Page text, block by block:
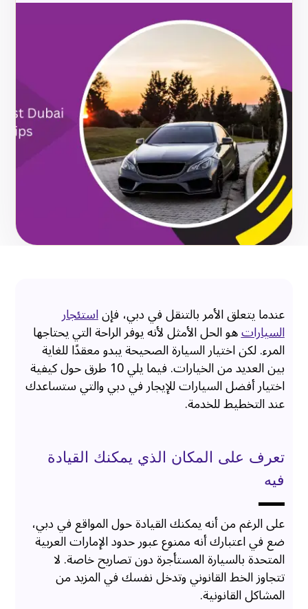
عندما يتعلق الأمر بالتنقل في دبي، فإناستئجار
السياراتهو الحل الأمثل لأنه يوفر الراحة التي يحتاجها
المرء. لكن اختيار السيارة الصحيحة يبدو معقدًا للغاية
بين العديد من الخيارات. فيما يلي 10 طرق حول كيفية
اختيار أفضل السيارات للإيجار في دبي والتي ستساعدك
عند التخطيط للخدمة.
تعرف على المكان الذي يمكنك القيادة
فيه
على الرغم من أنه يمكنك القيادة حول المواقع في دبي،
ضع في اعتبارك أنه ممنوع عبور حدود الإمارات العربية
المتحدة بالسيارة المستأجرة دون تصاريح خاصة. لا
تتجاوز الخط القانوني وتدخل نفسك في المزيد من
المشاكل القانونية.